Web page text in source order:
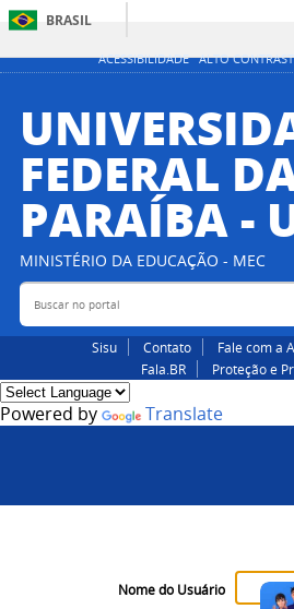
ACESSIBILIDADE ALTO
BRASIL
FEDERAL
PARAÍBA -
MINISTÉRIO DA EDUCAÇÃO - MEC
Buscar no portal
Sisu Contato
Fale com a
Fala.BR
Proteção e
Powered by Translate
Nome do Usuário